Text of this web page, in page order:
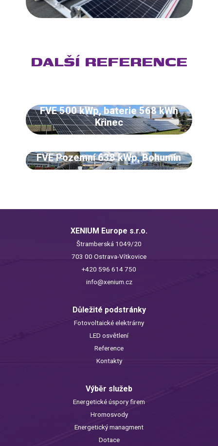
DALŠÍ REFERENCE
FVE 500 kWp, baterie 568 kWh
Křinec
FVE Pozemní 638 kWp, Bohumín
XENIUM Europe s.r.o.
Štramberská 1049/20
703 00 Ostrava-Vítkovice
+420 596 614 750
info@xenium.cz
Důležité podstránky
Fotovoltaické elektrárny
LED osvětlení
Reference
Kontakty
Výběr služeb
Energetické úspory firem
Hromosvody
Energetický managment
Dotace